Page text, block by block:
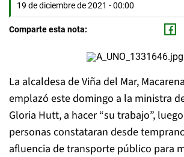
19 de diciembre de 2021 - 00:00
Comparte esta nota:
La alcaldesa de Viña del Mar,
emplazó este domingo a la ministra
Gloria Hutt, a hacer “su trabajo”,
personas constataran desde
afluencia de transporte público para